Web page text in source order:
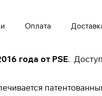
Оплата
года от PSE.
25%